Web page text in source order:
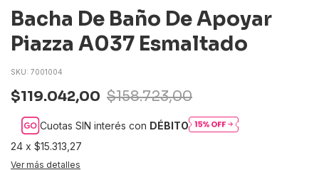
Bacha De Baño De Apoyar
Piazza A037 Esmaltado
SKU: 7001004
$119.042,00 $158.723,00
Cuotas SIN interés con DÉBITO
24 x $15.313,27
Ver más detalles